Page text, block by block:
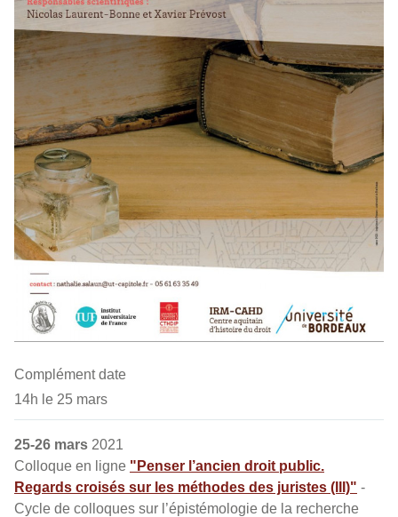
Complément date
14h le 25 mars
25-26 mars 2021
Colloque en ligne "Penser l’ancien droit public.
Regards croisés sur les méthodes des juristes (III)" -
Cycle de colloques sur l’épistémologie de la recherche